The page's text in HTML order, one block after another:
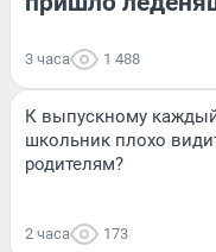
3 часа 1 488
К выпускному
школьник плохо
родителям?
2 часа 173